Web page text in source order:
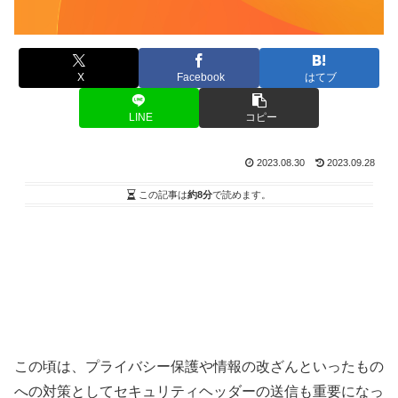
X Facebook はてブ
LINE コピー
2023.08.30 2023.09.28
この記事は約8分で読めます。
この頃は、プライバシー保護や情報の改ざんといったもの
への対策としてセキュリティヘッダーの送信も重要になっ